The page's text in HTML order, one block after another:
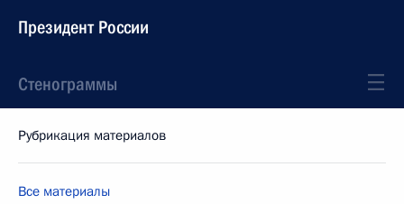
Президент России
Стенограммы
Рубрикация материалов
Все материалы